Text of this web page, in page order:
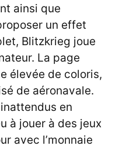
ainsi que
un effet
Blitzkrieg joue
La page
élevée de coloris,
de aéronavale.
en
à jouer à des jeux
avec l’monnaie